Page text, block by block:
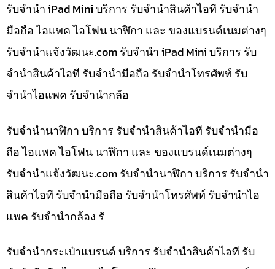
รับจำนำ iPad Mini บริการ รับจำนำสินค้าไอที รับจำนำ
มือถือ ไอแพค ไอโฟน นาฬิกา และ ของแบรนด์เนมต่างๆ
รับจํานําแจ้งวัฒนะ.com รับจำนำ iPad Mini บริการ รับ
จำนำสินค้าไอที รับจำนำมือถือ รับจำนำโทรศัพท์ รับ
จำนำไอแพค รับจำนำกล้อ
รับจำนำนาฬิกา บริการ รับจำนำสินค้าไอที รับจำนำมือ
ถือ ไอแพค ไอโฟน นาฬิกา และ ของแบรนด์เนมต่างๆ
รับจํานําแจ้งวัฒนะ.com รับจำนำนาฬิกา บริการ รับจำนำ
สินค้าไอที รับจำนำมือถือ รับจำนำโทรศัพท์ รับจำนำไอ
แพค รับจำนำกล้อง รั
รับจำนำกระเป๋าแบรนด์ บริการ รับจำนำสินค้าไอที รับ